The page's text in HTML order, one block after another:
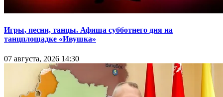
Игры, песни, танцы. Афиша субботнего дня на
танцплощадке «Ивушка»
07 августа, 2026 14:30